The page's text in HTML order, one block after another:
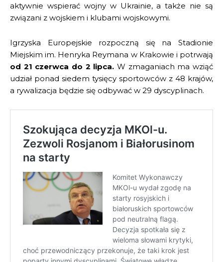
aktywnie wspierać wojny w Ukrainie, a także nie są
związani z wojskiem i klubami wojskowymi.
Igrzyska Europejskie rozpoczną się na Stadionie
Miejskim im. Henryka Reymana w Krakowie i potrwają
od 21 czerwca do 2 lipca. W zmaganiach ma wziąć
udział ponad siedem tysięcy sportowców z 48 krajów,
a rywalizacja będzie się odbywać w 29 dyscyplinach.